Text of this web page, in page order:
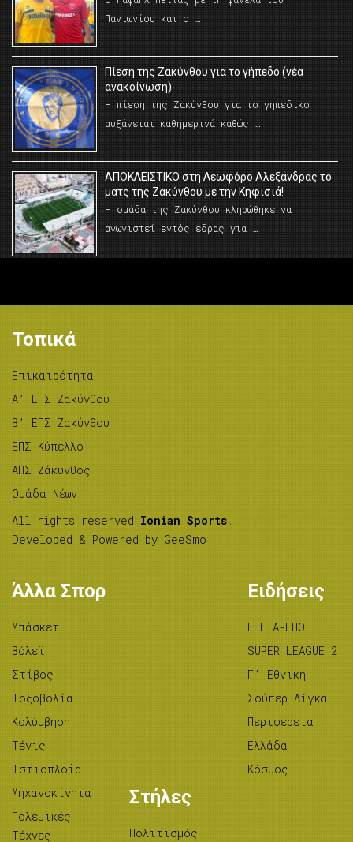
Πανιωνίου και ο …
Πίεση της Ζακύνθου για το γήπεδο (νέα
ανακοίνωση)
Η πίεση της Ζακύνθου για το γηπεδικο
αυξάνεται καθημερινά καθώς …
AΠΟΚΛΕΙΣΤΙΚΟ στη Λεωφόρο Αλεξάνδρας το
ματς της Ζακύνθου με την Κηφισιά!
Η ομάδα της Ζακύνθου κληρώθηκε να
αγωνιστεί εντός έδρας για …
Τοπικά
Επικαιρότητα
A’ ΕΠΣ Ζακύνθου
B’ ΕΠΣ Ζακύνθου
ΕΠΣ Κύπελλο
ΑΠΣ Ζάκυνθος
Ομάδα Νέων
All rights reserved Ionian Sports .
Developed & Powered by GeeSmo .
Άλλα Σπορ
Μπάσκετ
Βόλεϊ
Στίβος
Tοξοβολία
Κολύμβηση
Τένις
Ιστιοπλοΐα
Μηχανοκίνητα
Πολεμικές
Τέχνες
Ειδήσεις
Γ.Γ.Α-ΕΠΟ
SUPER LEAGUE 2
Γ’ Εθνική
Σούπερ Λίγκα
Περιφέρεια
Ελλάδα
Κόσμος
Στήλες
Πολιτισμός